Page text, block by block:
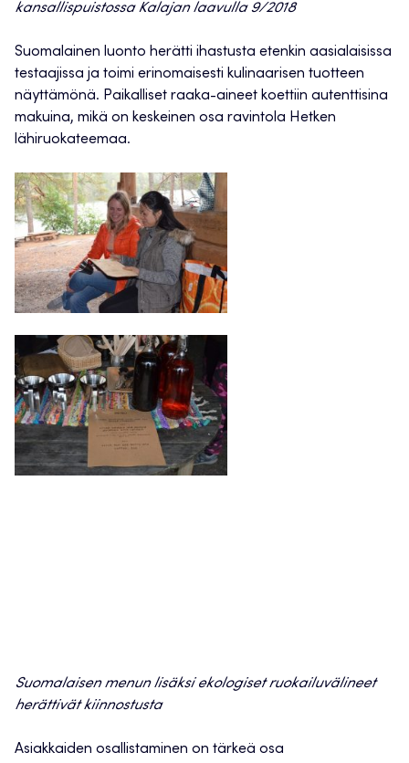
kansallispuistossa Kalajan laavulla 9/2018
Suomalainen luonto herätti ihastusta etenkin aasialaisissa
testaajissa ja toimi erinomaisesti kulinaarisen tuotteen
näyttämönä. Paikalliset raaka-aineet koettiin autenttisina
makuina, mikä on keskeinen osa ravintola Hetken
lähiruokateemaa.
Suomalaisen menun lisäksi ekologiset ruokailuvälineet
herättivät kiinnostusta
Asiakkaiden osallistaminen on tärkeä osa